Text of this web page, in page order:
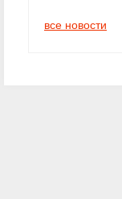
все новости